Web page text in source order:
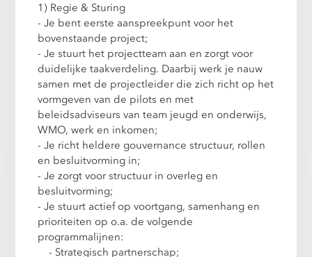
1) Regie & Sturing
- Je bent eerste aanspreekpunt voor het
bovenstaande project;
- Je stuurt het projectteam aan en zorgt voor
duidelijke taakverdeling. Daarbij werk je nauw
samen met de projectleider die zich richt op het
vormgeven van de pilots en met
beleidsadviseurs van team jeugd en onderwijs,
WMO, werk en inkomen;
- Je richt heldere gouvernance structuur, rollen
en besluitvorming in;
- Je zorgt voor structuur in overleg en
besluitvorming;
- Je stuurt actief op voortgang, samenhang en
prioriteiten op o.a. de volgende
programmalijnen:
- Strategisch partnerschap;